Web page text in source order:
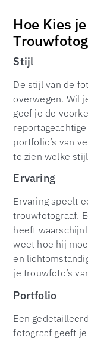
Hoe Kies
Stijl
De stijl van de
overwegen. Wil
geef je de
portfolio’s van
te zien welke
Ervaring
Ervaring speelt
trouwfotograaf.
heeft
weet hoe hij
en
je trouwfoto’s
Portfolio
Een
fotograaf geeft